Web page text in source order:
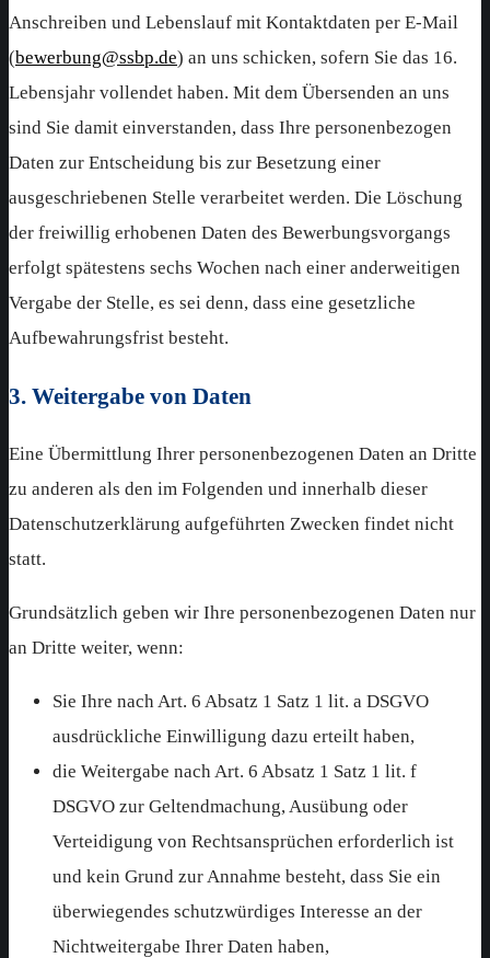
Anschreiben und Lebenslauf mit Kontaktdaten per E-Mail
(bewerbung@ssbp.de) an uns schicken, sofern Sie das 16.
Lebensjahr vollendet haben. Mit dem Übersenden an uns
sind Sie damit einverstanden, dass Ihre personenbezogen
Daten zur Entscheidung bis zur Besetzung einer
ausgeschriebenen Stelle verarbeitet werden. Die Löschung
der freiwillig erhobenen Daten des Bewerbungsvorgangs
erfolgt spätestens sechs Wochen nach einer anderweitigen
Vergabe der Stelle, es sei denn, dass eine gesetzliche
Aufbewahrungsfrist besteht.
3. Weitergabe von Daten
Eine Übermittlung Ihrer personenbezogenen Daten an Dritte
zu anderen als den im Folgenden und innerhalb dieser
Datenschutzerklärung aufgeführten Zwecken findet nicht
statt.
Grundsätzlich geben wir Ihre personenbezogenen Daten nur
an Dritte weiter, wenn:
Sie Ihre nach Art. 6 Absatz 1 Satz 1 lit. a DSGVO
ausdrückliche Einwilligung dazu erteilt haben,
die Weitergabe nach Art. 6 Absatz 1 Satz 1 lit. f
DSGVO zur Geltendmachung, Ausübung oder
Verteidigung von Rechtsansprüchen erforderlich ist
und kein Grund zur Annahme besteht, dass Sie ein
überwiegendes schutzwürdiges Interesse an der
Nichtweitergabe Ihrer Daten haben,